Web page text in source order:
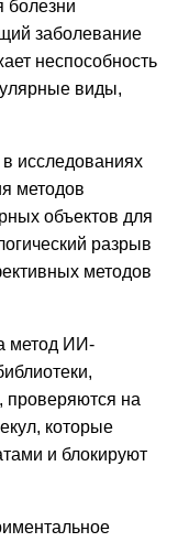
болезни
заболевание
неспособность
виды,
исследованиях
методов
объектов для
разрыв
методов
метод ИИ-
на
которые
и блокируют